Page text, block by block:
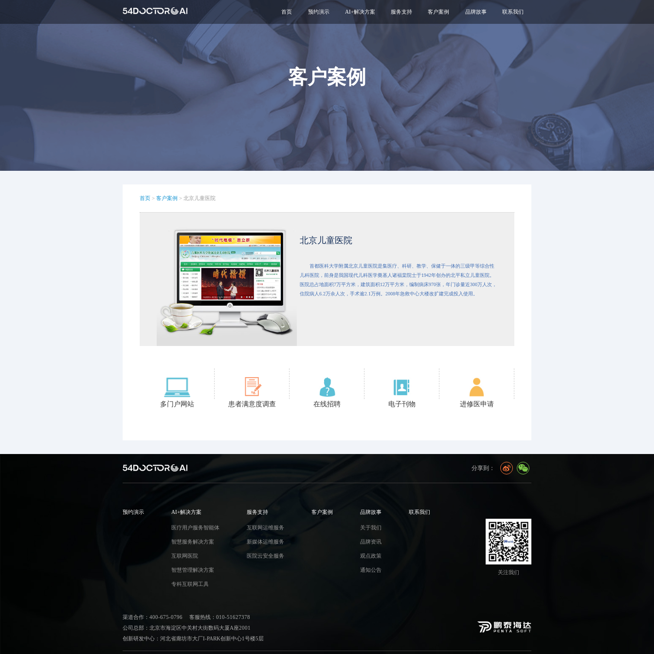
首页 预约演示 AI+解决方案
医疗用户服务智能体
智慧服务解决方案
互联网医院
智慧管理解决方案
服务支持
医院云安全服务
客户案例 品牌故事
品牌资讯
联系我们
客户案例
首页 > 客户案例 > 北京儿童医院
北京儿童医院
首都医科大学附属北京儿童医院是集医疗、科研、教学、保健于一体的三级甲等综合性
儿科医院，前身是我国现代儿科医学奠基人诸福棠院士于1942年创办的北平私立儿童医院。
医院总占地面积7万平方米，建筑面积12万平方米，编制病床970张，年门诊量近300万人次，
住院病人6.2万余人次，手术逾2.1万例。2008年急救中心大楼改扩建完成投入使用。
多门户网站 患者满意度调查 在线招聘 电子刊物 进修医申请
分享到：
预约演示 AI+解决方案
医疗用户服务智能体
智慧服务解决方案
互联网医院
智慧管理解决方案
专科互联网工具
服务支持
互联网运维服务
新媒体运维服务
医院云安全服务
客户案例 品牌故事
关于我们
品牌资讯
观点政策
通知公告
联系我们
关注我们
渠道合作：400-675-0796
客服热线：010-51627378
公司总部：北京市海淀区中关村大街数码大厦A座2001
创新研发中心：河北省廊坊市大厂I-PARK创新中心1号楼5层